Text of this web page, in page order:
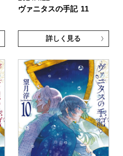
ヴァニタスの手記 11
詳しく見る